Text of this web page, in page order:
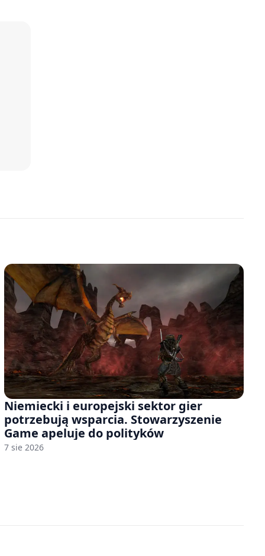
Niemiecki i europejski sektor gier
potrzebują wsparcia. Stowarzyszenie
Game apeluje do polityków
7 sie 2026